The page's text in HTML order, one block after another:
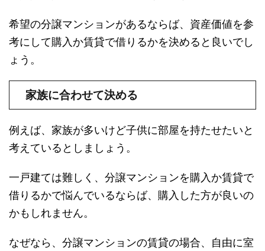
希望の分譲マンションがあるならば、資産価値を参
考にして購入か賃貸で借りるかを決めると良いでし
ょう。
家族に合わせて決める
例えば、家族が多いけど子供に部屋を持たせたいと
考えているとしましょう。
一戸建ては難しく、分譲マンションを購入か賃貸で
借りるかで悩んでいるならば、購入した方が良いの
かもしれません。
なぜなら、分譲マンションの賃貸の場合、自由に室